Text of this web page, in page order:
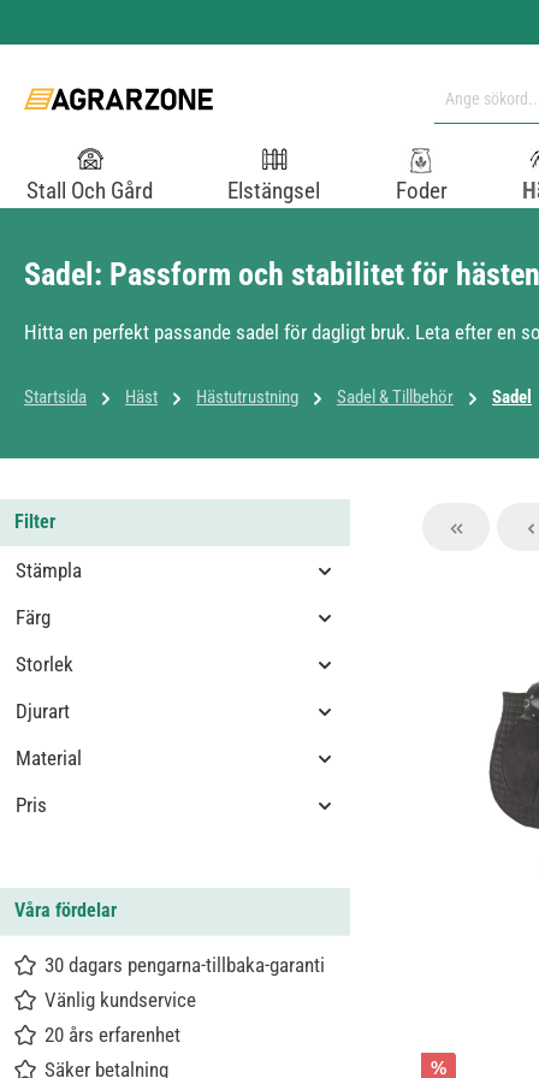
Stall Och Gård Elstängsel Foder
Sadel: Passform och stabilitet för
Hitta en perfekt passande sadel för dagligt bruk. Leta efter en
Startsida Häst Hästutrustning Sadel & Tillbehör Sadel
Filter
Stämpla
Färg
Storlek
Djurart
Material
Pris
Våra fördelar
30 dagars pengarna-tillbaka-garanti
Vänlig kundservice
20 års erfarenhet
Säker betalning
%